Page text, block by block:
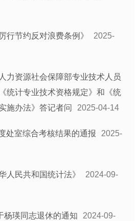
行节约反对浪费条例》
2025-
力资源社会保障部专业技术人员
统计专业技术资格规定》和《统
施办法》答记者问
2025-04-14
处室综合考核结果的通报
2025-
人民共和国统计法》
2024-09-
杨瑛同志退休的通知
2024-09-